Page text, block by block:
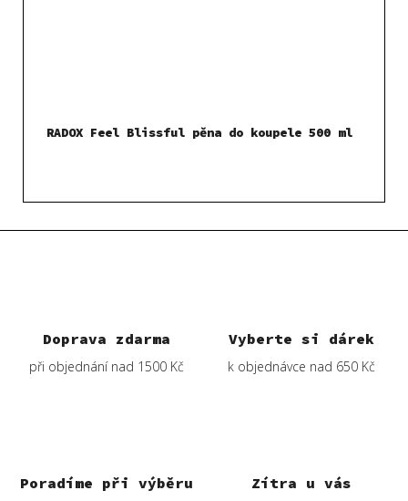
Doprava zdarma
při objednání nad 1500 Kč
Vyberte si dárek
k objednávce nad 650 Kč
Poradíme při výběru Zítra u vás
RADOX Feel Blissful pěna do koupele 500 ml